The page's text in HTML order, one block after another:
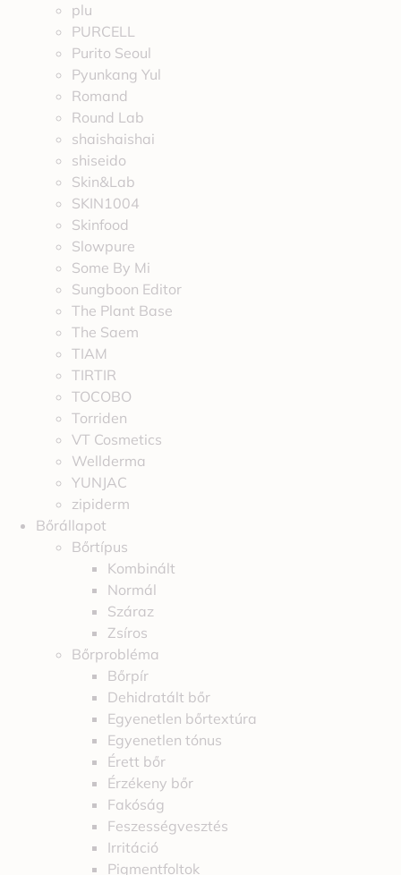
plu
PURCELL
Purito Seoul
Pyunkang Yul
Romand
Round Lab
shaishaishai
shiseido
Skin&Lab
SKIN1004
Skinfood
Slowpure
Some By Mi
Sungboon Editor
The Plant Base
The Saem
TIAM
TIRTIR
TOCOBO
Torriden
VT Cosmetics
Wellderma
YUNJAC
zipiderm
Bőrállapot
Bőrtípus
Kombinált
Normál
Száraz
Zsíros
Bőrprobléma
Bőrpír
Dehidratált bőr
Egyenetlen bőrtextúra
Egyenetlen tónus
Érett bőr
Érzékeny bőr
Fakóság
Feszességvesztés
Irritáció
Pigmentfoltok